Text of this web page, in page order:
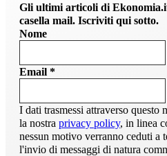
Gli ultimi articoli di
casella mail. Iscriviti qui sotto.
Nome
Email *
I dati trasmessi attraverso questo
la nostra privacy policy, in linea
nessun motivo verranno ceduti a
l'invio di messaggi di natura